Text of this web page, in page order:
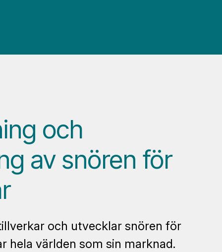
och
av snören för
och utvecklar snören för
hela världen som sin marknad.